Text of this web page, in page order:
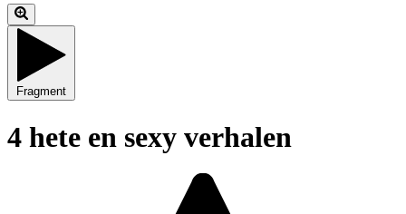
Fragment
4 hete en sexy verhalen